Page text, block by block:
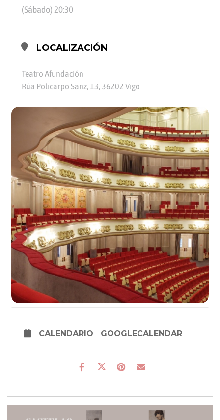
(Sábado) 20:30
LOCALIZACIÓN
Teatro Afundación
Rúa Policarpo Sanz, 13, 36202 Vigo
CALENDARIO GOOGLECALENDAR